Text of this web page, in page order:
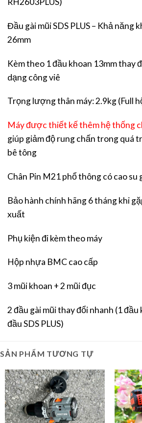
Đầu gài mũi SDS PLUS – Khả năng
26mm
Kèm theo 1 đầu khoan 13mm thay
dạng công viê
Trọng lượng thân máy: 2.9kg (Full
Máy được thiết kế thêm hệ thống
giúp giảm độ rung chấn trong quá
bê tông
Chân Pin M21 phổ thông có cao su
Bảo hành chính hãng 6 tháng khi
xuất
Phụ kiện đi kèm theo máy
Hộp nhựa BMC cao cấp
3 mũi khoan + 2 mũi đục
2 đầu gài mũi thay đổi nhanh (1 đầu
đầu SDS PLUS)
SẢN PHẨM TƯƠNG TỰ